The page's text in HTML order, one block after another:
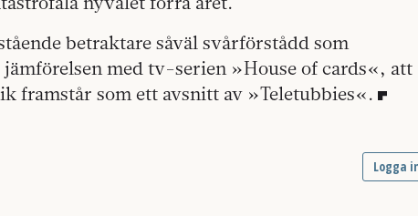
betraktare såväl svårförstådd som
med tv-serien »House of cards«, att
framstår som ett avsnitt av »Teletubbies«.